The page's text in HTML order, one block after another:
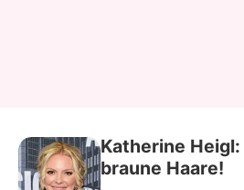
Katherine
braune Haare!